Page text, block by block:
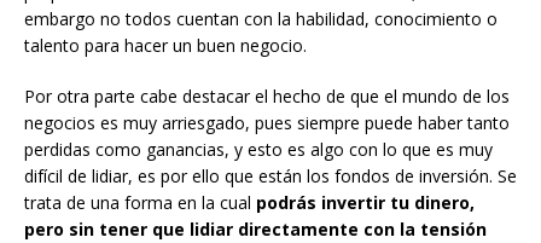
embargo no todos cuentan con la habilidad, conocimiento o
talento para hacer un buen negocio.
Por otra parte cabe destacar el hecho de que el mundo de los
negocios es muy arriesgado, pues siempre puede haber tanto
perdidas como ganancias, y esto es algo con lo que es muy
difícil de lidiar, es por ello que están los fondos de inversión. Se
trata de una forma en la cual podrás invertir tu dinero,
pero sin tener que lidiar directamente con la tensión